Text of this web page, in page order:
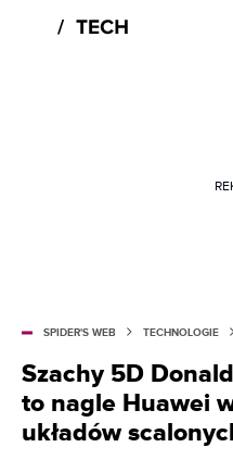
SPIDER'S WEB TECHNOLOGIE
Szachy 5D
to nagle Huawei
układów